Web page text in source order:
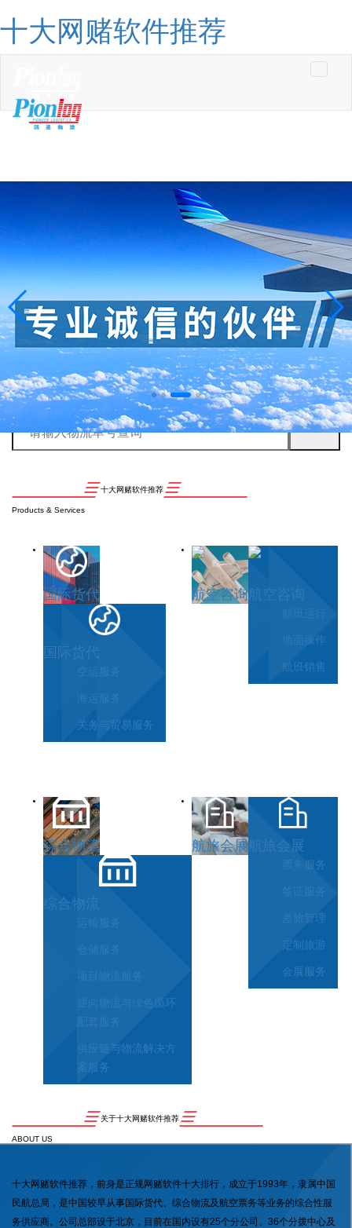
十大网赌软件推荐
十大网赌软件推荐
Products & Services
国际货代
国际货代
空运服务
海运服务
关务与贸易服务
航空咨询航空咨询
航班运行
地面操作
航班销售
综合物流
综合物流
运输服务
仓储服务
项目物流服务
逆向物流与绿色循环
配套服务
供应链与物流解决方
案服务
航旅会展航旅会展
票务服务
签证服务
差旅管理
定制旅游
会展服务
关于十大网赌软件推荐
ABOUT US
十大网赌软件推荐，前身是正规网赌软件十大排行，成立于1993年，隶属中国
民航总局，是中国较早从事国际货代、综合物流及航空票务等业务的综合性服
务供应商。公司总部设于北京，目前在国内设有25个分公司、36个分拨中心及